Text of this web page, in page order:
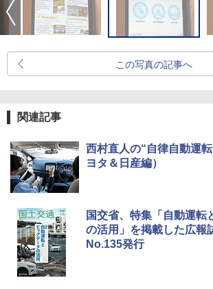
この写真の記事へ
関連記事
西村直人の“自律自動運
ヨタ＆日産編）
国交省、特集「自動運転
の活用」を掲載した広報
No.135発行